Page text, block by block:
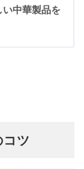
い中華製品を
ツ